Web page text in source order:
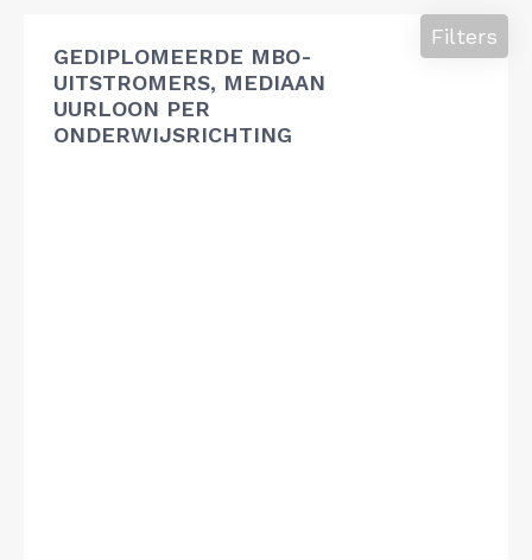
GEDIPLOMEERDE MBO-
UITSTROMERS, MEDIAAN
UURLOON PER
ONDERWIJSRICHTING
Filters